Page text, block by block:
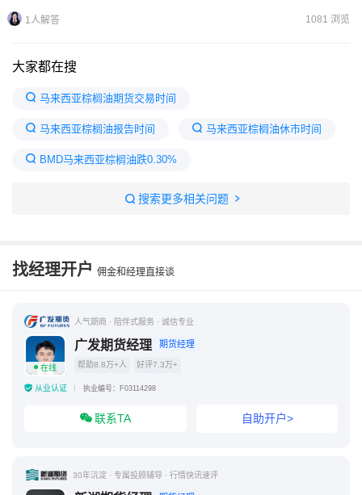
节与市场情绪变化。1.政策传闻引发短期波动：印尼作为全球最大...
1人解答 1081 浏览
大家都在搜
马来西亚棕榈油期货交易时间
马来西亚棕榈油报告时间 马来西亚棕榈油休市时间
BMD马来西亚棕榈油跌0.30%
为什么我国禁止使用棕榈油
搜索更多相关问题
找经理开户 佣金和经理直接谈
人气期商 · 陪伴式服务 · 诚信专业
在线
广发期货经理 期货经理
帮助8.8万+人 好评7.3万+
从业认证 执业编号：F03114298
联系TA 自助开户>
30年沉淀 · 专属投顾辅导 · 行情快讯速评